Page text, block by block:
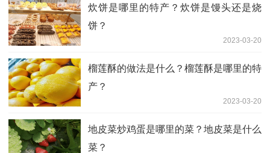
炊饼是哪里的特产？炊饼是馒头还是烧
饼？
2023-03-20
榴莲酥的做法是什么？榴莲酥是哪里的特
产？
2023-03-20
地皮菜炒鸡蛋是哪里的菜？地皮菜是什么
菜？